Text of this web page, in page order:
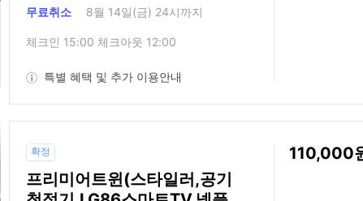
무료취소 8월 14일(금) 24시까지
체크인 15:00 체크아웃 12:00
특별 혜택 및 추가 이용안내
확정
프리미어트윈(스타일러,공기
110,000